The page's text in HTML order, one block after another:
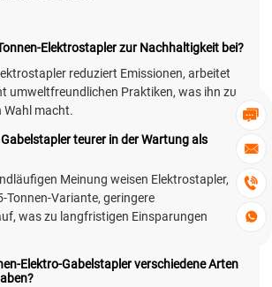




Elektrostapler zur Nachhaltigkeit bei?
reduziert Emissionen, arbeitet
umweltfreundlichen Praktiken, was ihn zu
Wahl macht.
teurer in der Wartung als
Meinung weisen Elektrostapler,
Tonnen-Variante, geringere
was zu langfristigen Einsparungen
Elektro-Gabelstapler verschiedene Arten